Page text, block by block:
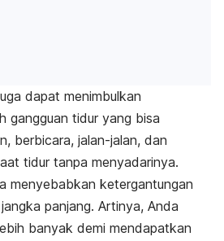
dapat menimbulkan
gangguan tidur yang bisa
berbicara, jalan-jalan, dan
tidur tanpa menyadarinya.
menyebabkan ketergantungan
panjang. Artinya, Anda
banyak demi mendapatkan